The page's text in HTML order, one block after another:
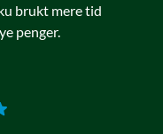
brukt mere tid
penger.